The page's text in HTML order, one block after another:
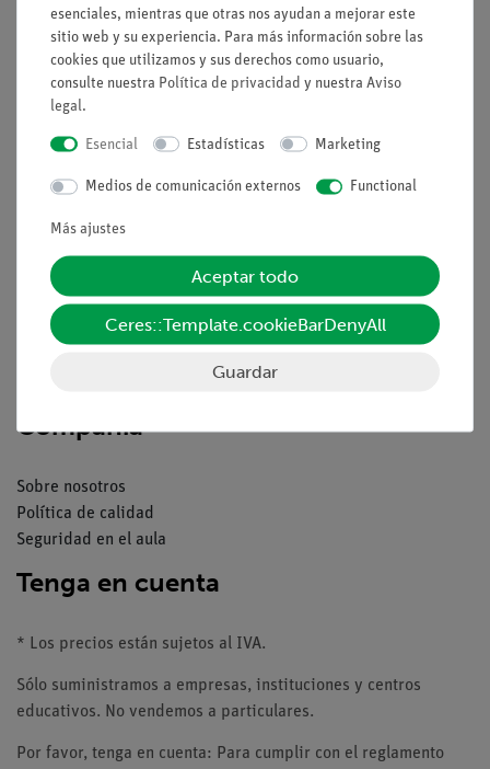
Aviso lega
Contacto
Declaración de privacidad
Servicio
Resumen del servicio
Descargas
Catálogos
Compañía
Sobre nosotros
Política de calidad
Seguridad en el aula
Tenga en cuenta
* Los precios están sujetos al IVA.
Sólo suministramos a empresas, instituciones y centros
educativos. No vendemos a particulares.
Por favor, tenga en cuenta: Para cumplir con el reglamento
esenciales, mientras que otras nos ayudan a mejorar este
sitio web y su experiencia. Para más información sobre las
cookies que utilizamos y sus derechos como usuario,
consulte nuestra Política de privacidad y nuestra Aviso
legal.
Esencial Estadísticas Marketing
Medios de comunicación externos Functional
Más ajustes
Aceptar todo
Ceres::Template.cookieBarDenyAll
Guardar